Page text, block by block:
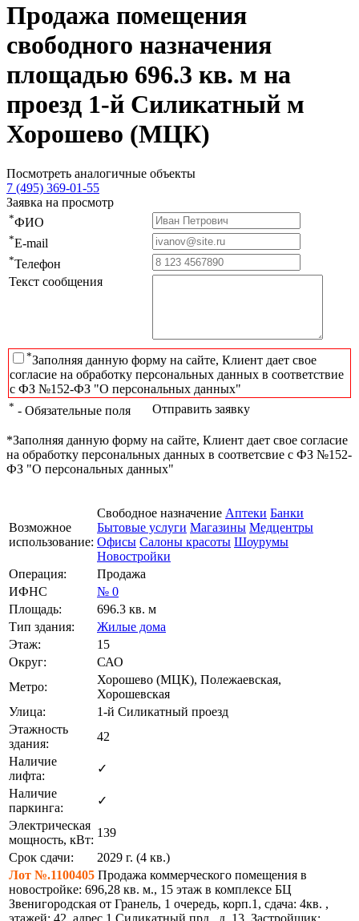
Продажа помещения
свободного назначения
площадью 696.3 кв. м на
проезд 1-й Силикатный м
Хорошево (МЦК)
Посмотреть аналогичные объекты
7 (495) 369-01-55
Заявка на просмотр
*ФИО
*E-mail
*Телефон
Текст сообщения
*Заполняя данную форму на сайте, Клиент дает свое
согласие на обработку персональных данных в соответствие
с ФЗ №152-ФЗ "О персональных данных"
* - Обязательные поля Отправить заявку
*Заполняя данную форму на сайте, Клиент дает свое согласие
на обработку персональных данных в соответсвие с ФЗ №152-
ФЗ "О персональных данных"
Возможное
использование:
Свободное назначение Аптеки Банки
Бытовые услуги Магазины Медцентры
Офисы Салоны красоты Шоурумы
Новостройки
Операция:
Продажа
ИФНС
№ 0
Площадь:
696.3 кв. м
Тип здания:
Жилые дома
Этаж:
15
Округ:
САО
Метро:
Хорошево (МЦК), Полежаевская,
Хорошевская
Улица:
1-й Силикатный проезд
Этажность
здания:
42
Наличие
лифта:
✓
Наличие
паркинга:
✓
Электрическая
мощность, кВт:
139
Срок сдачи:
2029 г. (4 кв.)
Лот №.1100405 Продажа коммерческого помещения в
новостройке: 696,28 кв. м., 15 этаж в комплексе БЦ
Звенигородская от Гранель, 1 очередь, корп.1, сдача: 4кв. ,
этажей: 42, адрес 1 Силикатный прд., д. 13, Застройщик: